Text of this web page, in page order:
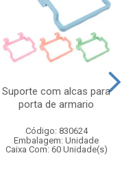
Suporte com alcas para
porta de armario
Código: 830624
Embalagem: Unidade
Caixa Com: 60 Unidade(s)